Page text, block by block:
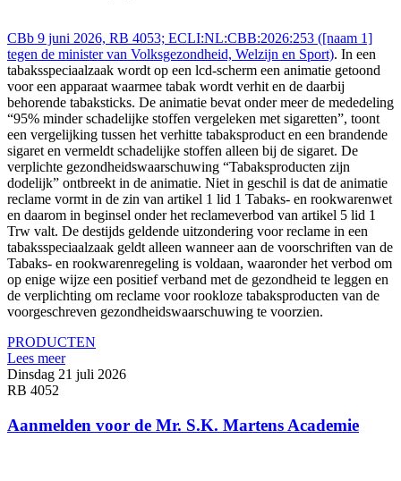
CBb 9 juni 2026, RB 4053; ECLI:NL:CBB:2026:253 ([naam 1]
tegen de minister van Volksgezondheid, Welzijn en Sport). In een
tabaksspeciaalzaak wordt op een lcd-scherm een animatie getoond
voor een apparaat waarmee tabak wordt verhit en de daarbij
behorende tabaksticks. De animatie bevat onder meer de mededeling
“95% minder schadelijke stoffen vergeleken met sigaretten”, toont
een vergelijking tussen het verhitte tabaksproduct en een brandende
sigaret en vermeldt schadelijke stoffen alleen bij de sigaret. De
verplichte gezondheidswaarschuwing “Tabaksproducten zijn
dodelijk” ontbreekt in de animatie. Niet in geschil is dat de animatie
reclame vormt in de zin van artikel 1 lid 1 Tabaks- en rookwarenwet
en daarom in beginsel onder het reclameverbod van artikel 5 lid 1
Trw valt. De destijds geldende uitzondering voor reclame in een
tabaksspeciaalzaak geldt alleen wanneer aan de voorschriften van de
Tabaks- en rookwarenregeling is voldaan, waaronder het verbod om
op enige wijze een positief verband met de gezondheid te leggen en
de verplichting om reclame voor rookloze tabaksproducten van de
voorgeschreven gezondheidswaarschuwing te voorzien.
PRODUCTEN
Lees meer
Dinsdag 21 juli 2026
RB 4052
Aanmelden voor de Mr. S.K. Martens Academie